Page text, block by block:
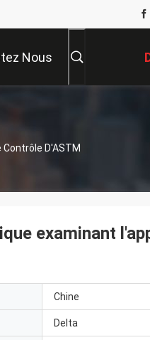
Nous
D'ASTM
examinant
Chine
Delta